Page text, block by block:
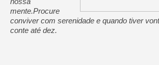
mente.Procure
conviver com serenidade e quando tiver
conte até dez.